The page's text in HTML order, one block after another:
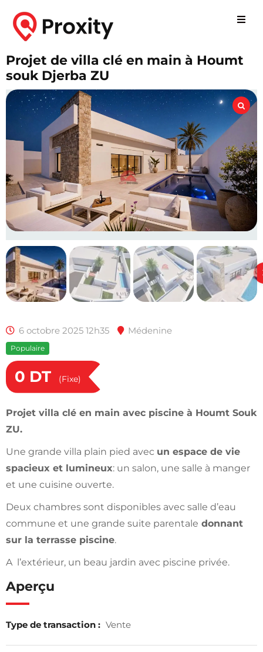
Projet de villa clé en main à Houmt
souk Djerba ZU
6 octobre 2025 12h35 Médenine
Populaire
0 DT (Fixe)
Projet villa clé en main avec piscine à Houmt Souk
ZU.
Une grande villa plain pied avec un espace de vie
spacieux et lumineux: un salon, une salle à manger
et une cuisine ouverte.
Deux chambres sont disponibles avec salle d’eau
commune et une grande suite parentale donnant
sur la terrasse piscine.
A l’extérieur, un beau jardin avec piscine privée.
Aperçu
Type de transaction : Vente